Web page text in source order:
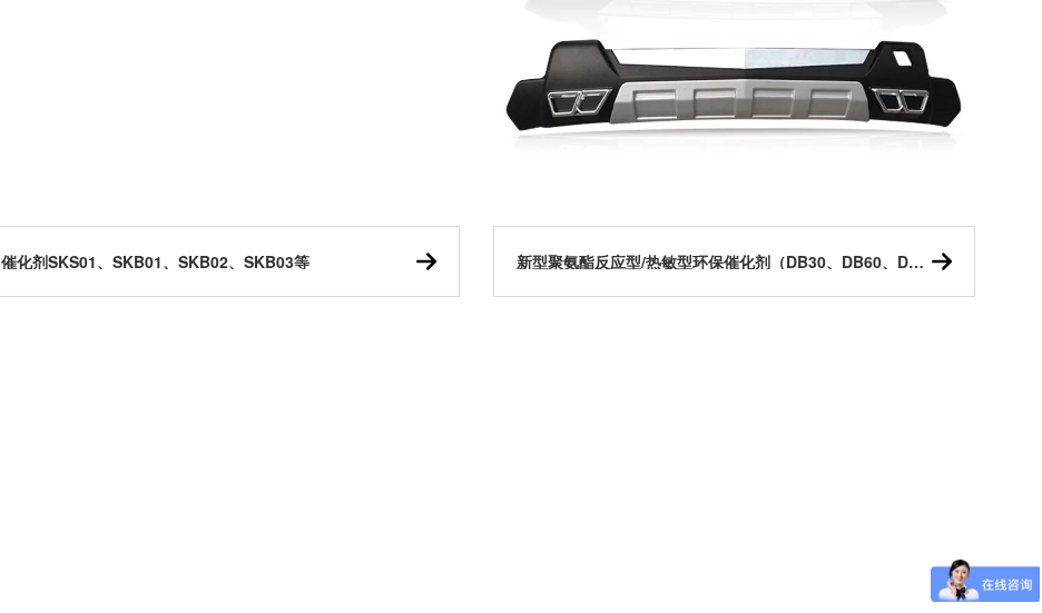
催化剂SKS01、SKB01、SKB02、SKB03等 新型聚氨酯反应型/热敏型环保催化剂（DB30、DB60、DB70、DM70等）